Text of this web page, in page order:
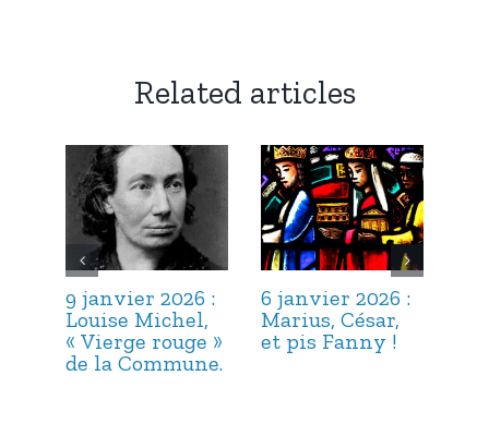
Related articles
9 janvier 2026 :
Louise Michel,
« Vierge rouge »
de la Commune.
6 janvier 2026 :
Marius, César,
et pis Fanny !